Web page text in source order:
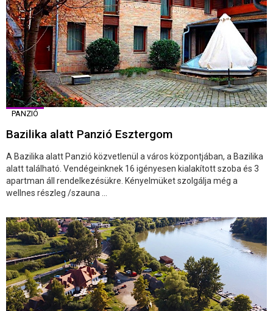
PANZIÓ
Bazilika alatt Panzió Esztergom
A Bazilika alatt Panzió közvetlenül a város központjában, a Bazilika
alatt található. Vendégeinknek 16 igényesen kialakított szoba és 3
apartman áll rendelkezésükre. Kényelmüket szolgálja még a
wellnes részleg /szauna ...